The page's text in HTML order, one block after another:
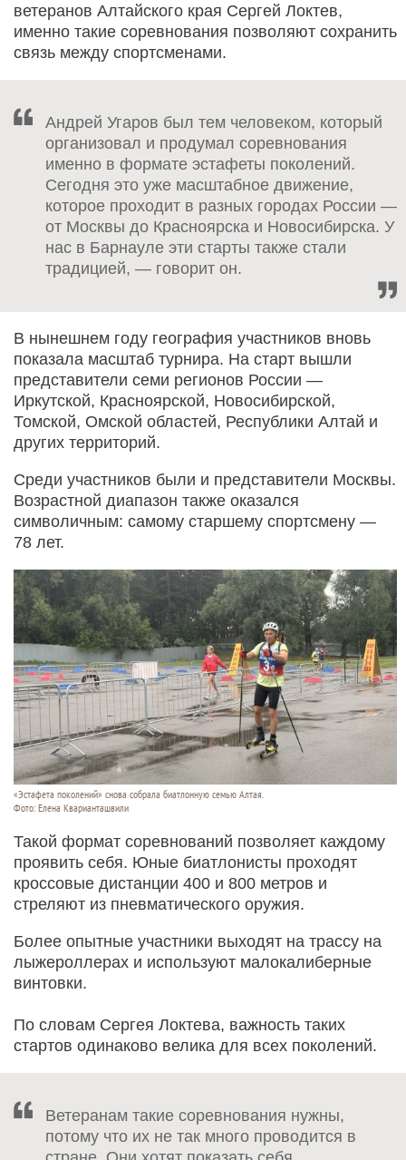
ветеранов Алтайского края Сергей Локтев,
именно такие соревнования позволяют сохранить
связь между спортсменами.
Андрей Угаров был тем человеком, который
организовал и продумал соревнования
именно в формате эстафеты поколений.
Сегодня это уже масштабное движение,
которое проходит в разных городах России —
от Москвы до Красноярска и Новосибирска. У
нас в Барнауле эти старты также стали
традицией, — говорит он.
В нынешнем году география участников вновь
показала масштаб турнира. На старт вышли
представители семи регионов России —
Иркутской, Красноярской, Новосибирской,
Томской, Омской областей, Республики Алтай и
других территорий.
Среди участников были и представители Москвы.
Возрастной диапазон также оказался
символичным: самому старшему спортсмену —
78 лет.
«Эстафета поколений» снова собрала биатлонную семью Алтая.
Фото: Елена Кварианташвили
Такой формат соревнований позволяет каждому
проявить себя. Юные биатлонисты проходят
кроссовые дистанции 400 и 800 метров и
стреляют из пневматического оружия.
Более опытные участники выходят на трассу на
лыжероллерах и используют малокалиберные
винтовки.
По словам Сергея Локтева, важность таких
стартов одинаково велика для всех поколений.
Ветеранам такие соревнования нужны,
потому что их не так много проводится в